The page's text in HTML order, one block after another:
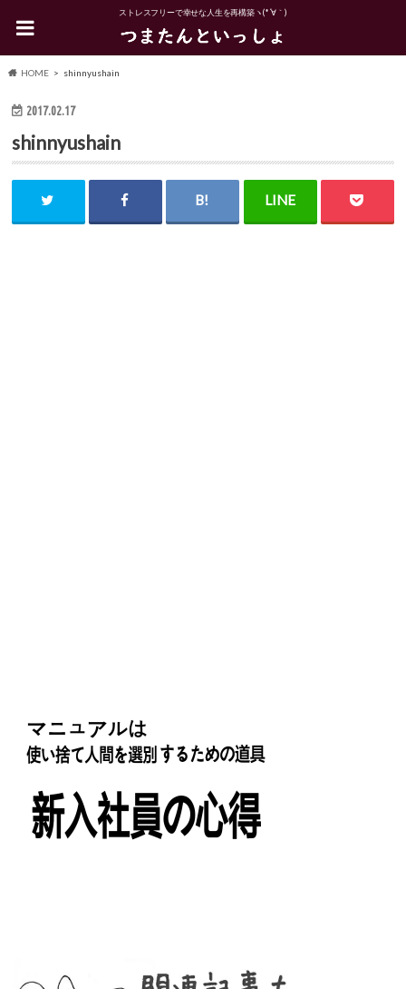
ストレスフリーで幸せな人生を再構築ヽ(*´∀｀)
HOME shinnyushain
2017.02.17
shinnyushain